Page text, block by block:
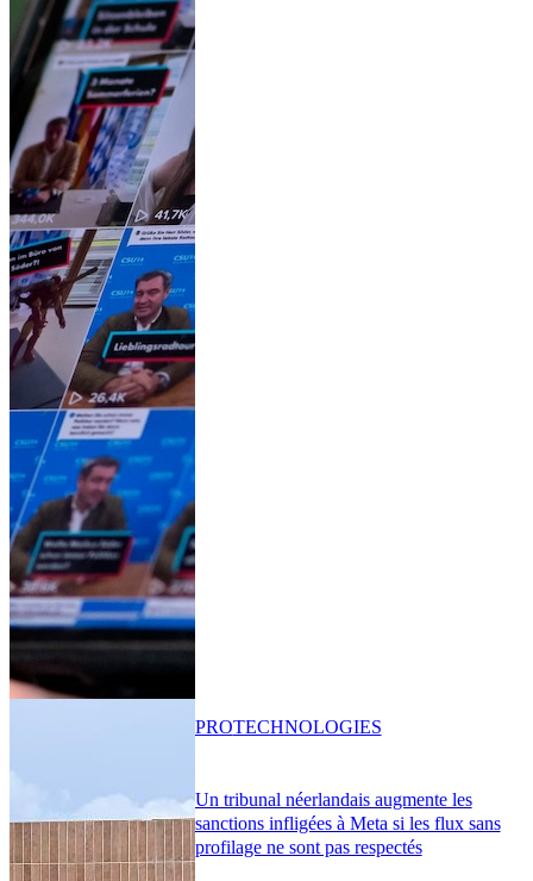
Un tribunal néerlandais augmente les
sanctions infligées à Meta si les flux sans
profilage ne sont pas respectés
PROTECHNOLOGIES